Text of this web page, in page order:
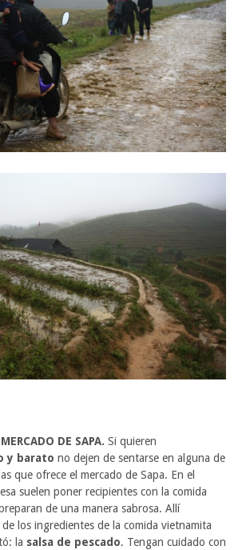
DE SAPA. Si quieren
y barato no dejen de sentarse en alguna de
que ofrece el mercado de Sapa. En el
suelen poner recipientes con la comida
de una manera sabrosa. Allí
los ingredientes de la comida vietnamita
la salsa de pescado. Tengan cuidado con